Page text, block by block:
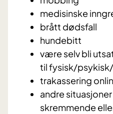
medisinske
brått dødsfall
hundebitt
være selv bli
til fysisk/
trakassering
andre
skremmende